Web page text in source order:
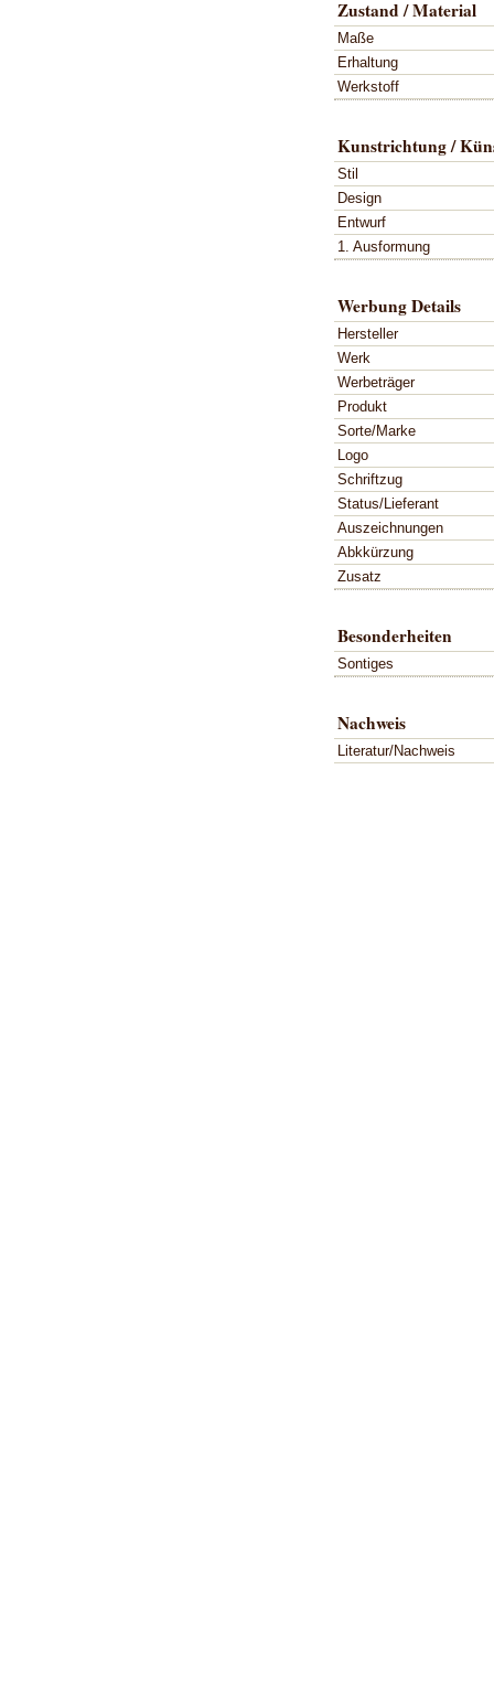
Zustand / Material
Maße
Erhaltung
Werkstoff
Kunstrichtung /
Stil
Design
Entwurf
1. Ausformung
Werbung Details
Hersteller
Werk
Werbeträger
Produkt
Sorte/Marke
Logo
Schriftzug
Status/Lieferant
Auszeichnungen
Abkkürzung
Zusatz
Besonderheiten
Sontiges
Nachweis
Literatur/Nachweis